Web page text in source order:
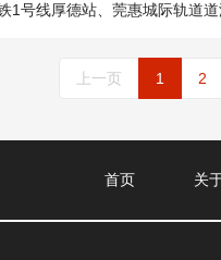
1号线厚德站、莞惠城际轨道
上一页 1 2
首页 关